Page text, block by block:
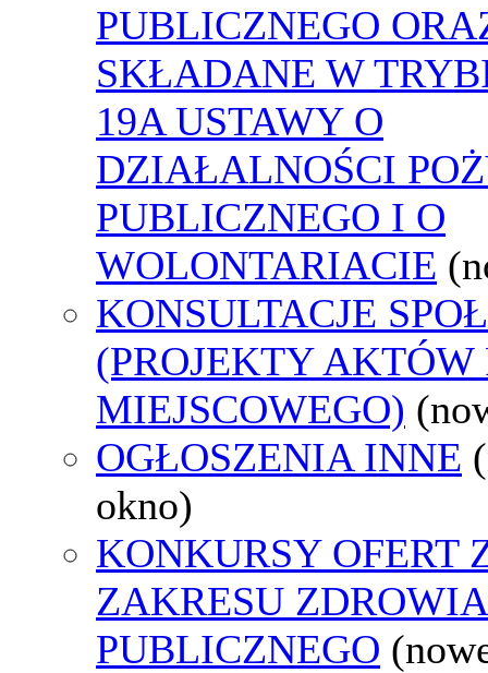
PUBLICZNEGO
SKŁADANE W
19A USTAWY O
DZIAŁALNOŚCI
PUBLICZNEGO I O
WOLONTARIACIE
KONSULTACJE
(PROJEKTY AKTÓW
MIEJSCOWEGO)
OGŁOSZENIA INNE
okno)
KONKURSY OFERT
ZAKRESU ZDROWIA
PUBLICZNEGO